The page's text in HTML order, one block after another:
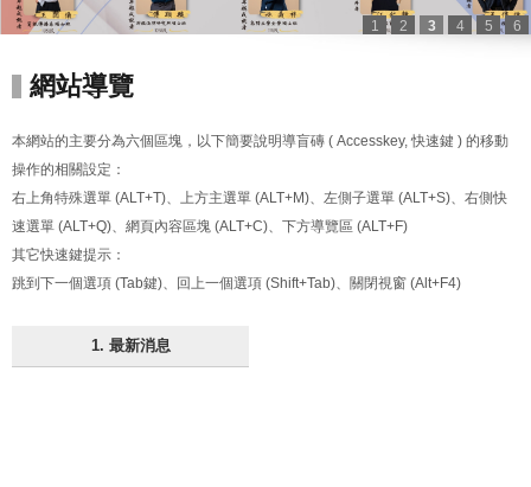
1 2 3 4 5
6
網站導覽
本網站的主要分為六個區塊，以下簡要說明導盲磚 ( Accesskey, 快速鍵 ) 的移動
操作的相關設定：
右上角特殊選單 (ALT+T)、上方主選單 (ALT+M)、左側子選單 (ALT+S)、右側快
速選單 (ALT+Q)、網頁內容區塊 (ALT+C)、下方導覽區 (ALT+F)
其它快速鍵提示：
跳到下一個選項 (Tab鍵)、回上一個選項 (Shift+Tab)、關閉視窗 (Alt+F4)
1. 最新消息